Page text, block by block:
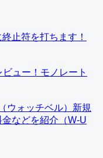
止符を打ちます！
ュー！モノレート
ウォッチベル）新規
などを紹介（W-U